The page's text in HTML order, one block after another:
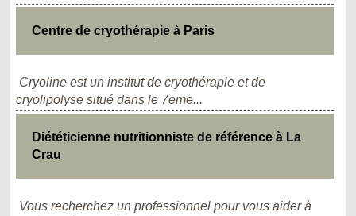
Centre de cryothérapie à Paris
Cryoline est un institut de cryothérapie et de
cryolipolyse situé dans le 7eme...
Diététicienne nutritionniste de référence à La
Crau
Vous recherchez un professionnel pour vous aider à